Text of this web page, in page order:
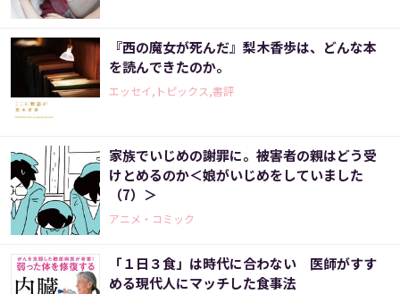
『西の魔女が死んだ』梨木香歩は、どんな本
を読んできたのか。
エッセイ,トピックス,書評
家族でいじめの謝罪に。被害者の親はどう受
けとめるのか＜娘がいじめをしていました
（7）＞
アニメ・コミック
「１日３食」は時代に合わない 医師がすす
める現代人にマッチした食事法